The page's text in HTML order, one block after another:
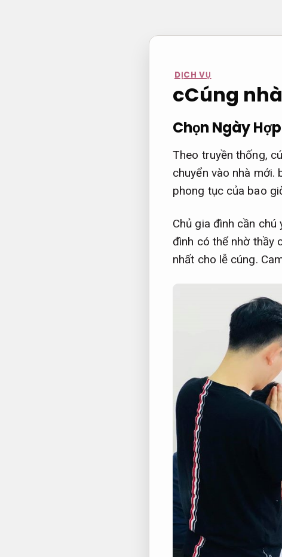
DỊCH VỤ
cCúng
Chọn Ngày
Theo truyền thống,
chuyển vào nhà mới.
phong tục của bao
Chủ gia đình cần
đình có thể nhờ thầy
nhất cho lễ cúng.